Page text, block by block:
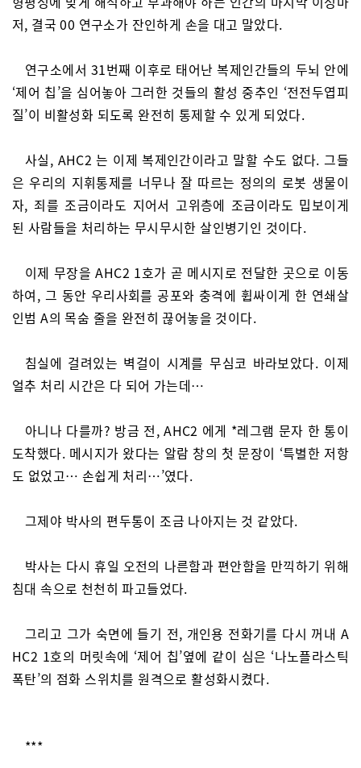
저, 결국 00 연구소가 잔인하게 손을 대고 말았다.
연구소에서 31번째 이후로 태어난 복제인간들의 두뇌 안에
‘제어 칩’을 심어놓아 그러한 것들의 활성 중추인 ‘전전두엽피
질’이 비활성화 되도록 완전히 통제할 수 있게 되었다.
사실, AHC2 는 이제 복제인간이라고 말할 수도 없다. 그들
은 우리의 지휘통제를 너무나 잘 따르는 정의의 로봇 생물이
자, 죄를 조금이라도 지어서 고위층에 조금이라도 밉보이게
된 사람들을 처리하는 무시무시한 살인병기인 것이다.
이제 무장을 AHC2 1호가 곧 메시지로 전달한 곳으로 이동
하여, 그 동안 우리사회를 공포와 충격에 휩싸이게 한 연쇄살
인범 A의 목숨 줄을 완전히 끊어놓을 것이다.
침실에 걸려있는 벽걸이 시계를 무심코 바라보았다. 이제
얼추 처리 시간은 다 되어 가는데…
아니나 다를까? 방금 전, AHC2 에게 *레그램 문자 한 통이
도착했다. 메시지가 왔다는 알람 창의 첫 문장이 ‘특별한 저항
도 없었고… 손쉽게 처리…’였다.
그제야 박사의 편두통이 조금 나아지는 것 같았다.
박사는 다시 휴일 오전의 나른함과 편안함을 만끽하기 위해
침대 속으로 천천히 파고들었다.
그리고 그가 숙면에 들기 전, 개인용 전화기를 다시 꺼내 A
HC2 1호의 머릿속에 ‘제어 칩’옆에 같이 심은 ‘나노플라스틱
폭탄’의 점화 스위치를 원격으로 활성화시켰다.
***